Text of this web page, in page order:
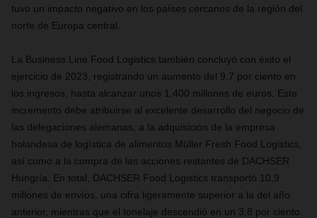
tuvo un impacto negativo en los países cercanos de la región del
norte de Europa central.
La Business Line Food Logistics también concluyó con éxito el
ejercicio de 2023, registrando un aumento del 9,7 por ciento en
los ingresos, hasta alcanzar unos 1.400 millones de euros. Este
incremento debe atribuirse al excelente desarrollo del negocio de
las delegaciones alemanas, a la adquisición de la empresa
holandesa de logística de alimentos Müller Fresh Food Logistics,
así como a la compra de las acciones restantes de DACHSER
Hungría. En total, DACHSER Food Logistics transportó 10,9
millones de envíos, una cifra ligeramente superior a la del año
anterior, mientras que el tonelaje descendió en un 3,8 por ciento.